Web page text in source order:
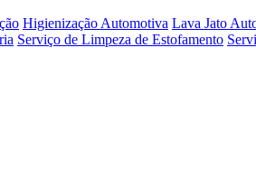
Higienização Automotiva Lava Jato
Serviço de Limpeza de Estofamento